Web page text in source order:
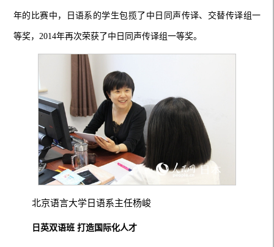
年的比赛中，日语系的学生包揽了中日同声传译、交替传译组一
等奖，2014年再次荣获了中日同声传译组一等奖。
北京语言大学日语系主任杨峻
日英双语班 打造国际化人才